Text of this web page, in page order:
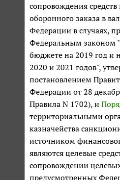
сопровождения средств
оборонного заказа в
Федерации в случаях,
Федеральным законом
бюджете на 2019 год и
2020 и 2021 годов",
постановлением
Федерации от 28
Правила N 1702), и
территориальными
казначейства
источником
являются целевые
сопровождении целевых
предусмотренных